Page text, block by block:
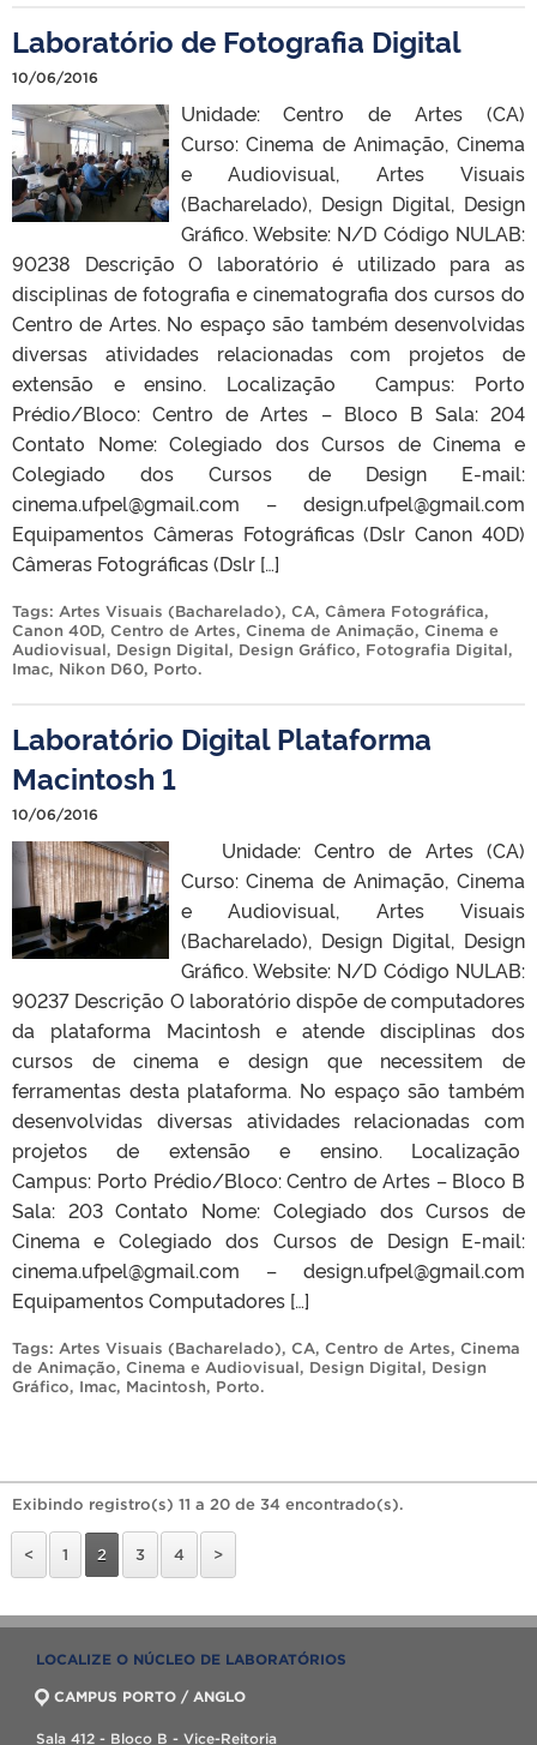
Laboratório de Fotografia Digital
10/06/2016
Unidade: Centro de Artes (CA)
Curso: Cinema de Animação, Cinema
e Audiovisual, Artes Visuais
(Bacharelado), Design Digital, Design
Gráfico. Website: N/D Código NULAB:
90238 Descrição O laboratório é utilizado para as
disciplinas de fotografia e cinematografia dos cursos do
Centro de Artes. No espaço são também desenvolvidas
diversas atividades relacionadas com projetos de
extensão e ensino. Localização Campus: Porto
Prédio/Bloco: Centro de Artes – Bloco B Sala: 204
Contato Nome: Colegiado dos Cursos de Cinema e
Colegiado dos Cursos de Design E-mail:
cinema.ufpel@gmail.com – design.ufpel@gmail.com
Equipamentos Câmeras Fotográficas (Dslr Canon 40D)
Câmeras Fotográficas (Dslr […]
Tags: Artes Visuais (Bacharelado), CA, Câmera Fotográfica,
Canon 40D, Centro de Artes, Cinema de Animação, Cinema e
Audiovisual, Design Digital, Design Gráfico, Fotografia Digital,
Imac, Nikon D60, Porto.
Laboratório Digital Plataforma
Macintosh 1
10/06/2016
Unidade: Centro de Artes (CA)
Curso: Cinema de Animação, Cinema
e Audiovisual, Artes Visuais
(Bacharelado), Design Digital, Design
Gráfico. Website: N/D Código NULAB:
90237 Descrição O laboratório dispõe de computadores
da plataforma Macintosh e atende disciplinas dos
cursos de cinema e design que necessitem de
ferramentas desta plataforma. No espaço são também
desenvolvidas diversas atividades relacionadas com
projetos de extensão e ensino. Localização
Campus: Porto Prédio/Bloco: Centro de Artes – Bloco B
Sala: 203 Contato Nome: Colegiado dos Cursos de
Cinema e Colegiado dos Cursos de Design E-mail:
cinema.ufpel@gmail.com – design.ufpel@gmail.com
Equipamentos Computadores […]
Tags: Artes Visuais (Bacharelado), CA, Centro de Artes, Cinema
de Animação, Cinema e Audiovisual, Design Digital, Design
Gráfico, Imac, Macintosh, Porto.
Exibindo registro(s) 11 a 20 de 34 encontrado(s).
< 1 2 3 4 >
LOCALIZE O NÚCLEO DE LABORATÓRIOS
CAMPUS PORTO / ANGLO
Sala 412 - Bloco B - Vice-Reitoria